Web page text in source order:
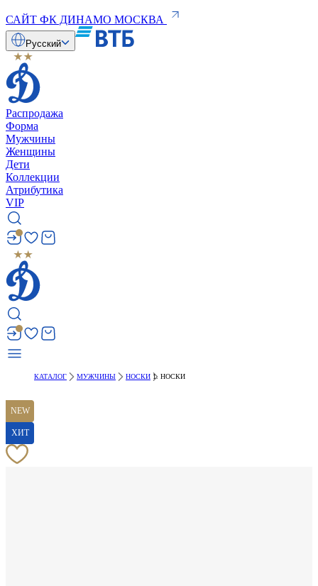
САЙТ ФК ДИНАМО МОСКВА
Русский
Распродажа
Форма
Мужчины
Женщины
Дети
Коллекции
Атрибутика
VIP
КАТАЛОГ МУЖЧИНЫ НОСКИ НОСКИ
NEW
ХИТ